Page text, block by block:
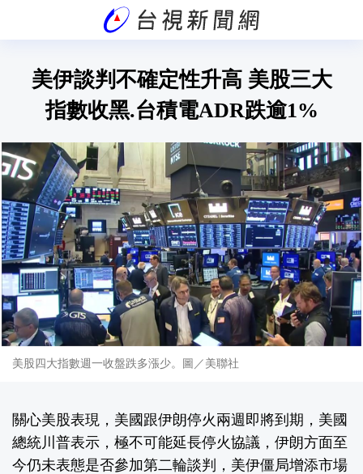
美伊談判不確定性升高 美股三大
指數收黑.台積電ADR跌逾1%
美股四大指數週一收盤跌多漲少。圖／美聯社
關心美股表現，美國跟伊朗停火兩週即將到期，美國
總統川普表示，極不可能延長停火協議，伊朗方面至
今仍未表態是否參加第二輪談判，美伊僵局增添市場